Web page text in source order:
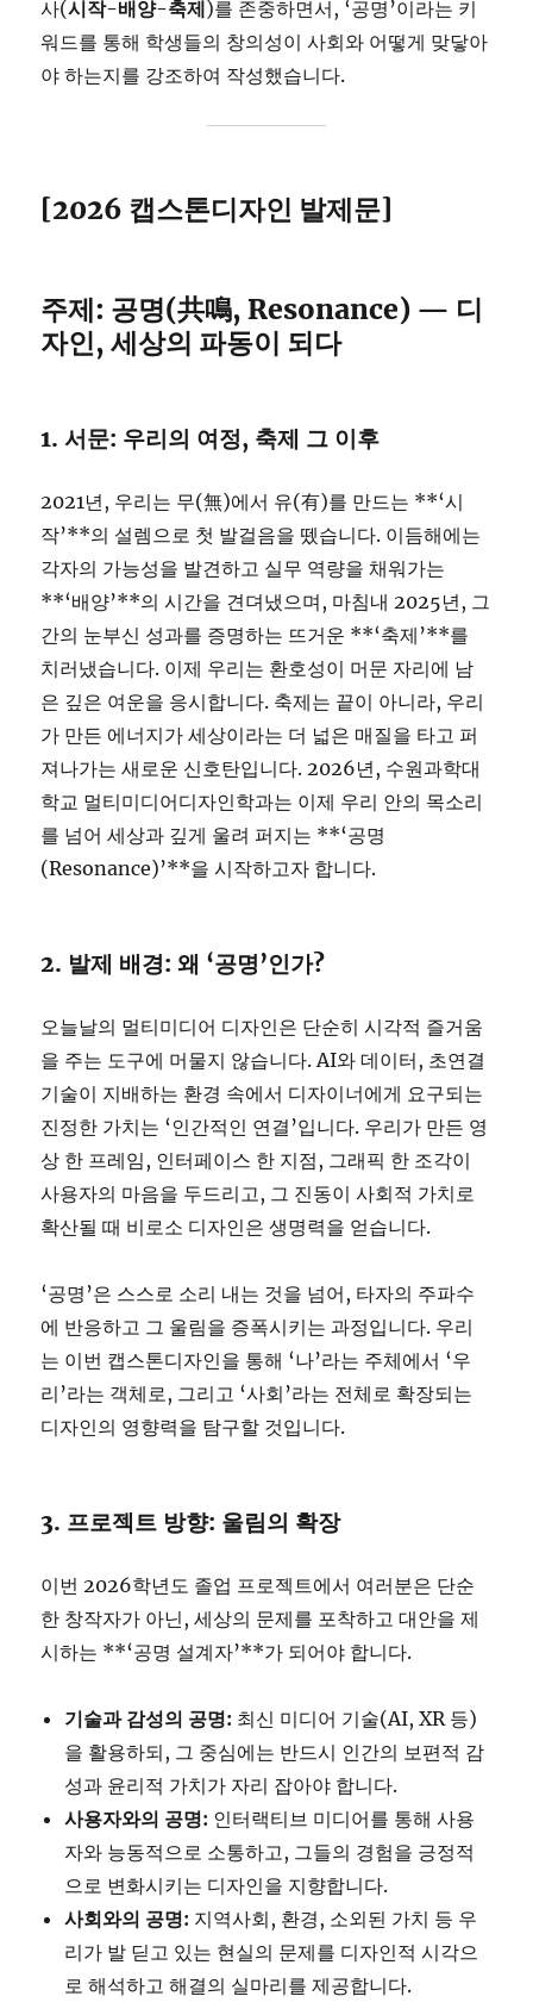
사(시작-배양-축제)를 존중하면서, ‘공명’이라는 키
워드를 통해 학생들의 창의성이 사회와 어떻게 맞닿아
야 하는지를 강조하여 작성했습니다.
[2026 캡스톤디자인 발제문]
주제: 공명(共鳴, Resonance) — 디
자인, 세상의 파동이 되다
1. 서문: 우리의 여정, 축제 그 이후
2021년, 우리는 무(無)에서 유(有)를 만드는 **‘시
작’**의 설렘으로 첫 발걸음을 뗐습니다. 이듬해에는
각자의 가능성을 발견하고 실무 역량을 채워가는
**‘배양’**의 시간을 견뎌냈으며, 마침내 2025년, 그
간의 눈부신 성과를 증명하는 뜨거운 **‘축제’**를
치러냈습니다. 이제 우리는 환호성이 머문 자리에 남
은 깊은 여운을 응시합니다. 축제는 끝이 아니라, 우리
가 만든 에너지가 세상이라는 더 넓은 매질을 타고 퍼
져나가는 새로운 신호탄입니다. 2026년, 수원과학대
학교 멀티미디어디자인학과는 이제 우리 안의 목소리
를 넘어 세상과 깊게 울려 퍼지는 **‘공명
(Resonance)’**을 시작하고자 합니다.
2. 발제 배경: 왜 ‘공명’인가?
오늘날의 멀티미디어 디자인은 단순히 시각적 즐거움
을 주는 도구에 머물지 않습니다. AI와 데이터, 초연결
기술이 지배하는 환경 속에서 디자이너에게 요구되는
진정한 가치는 ‘인간적인 연결’입니다. 우리가 만든 영
상 한 프레임, 인터페이스 한 지점, 그래픽 한 조각이
사용자의 마음을 두드리고, 그 진동이 사회적 가치로
확산될 때 비로소 디자인은 생명력을 얻습니다.
‘공명’은 스스로 소리 내는 것을 넘어, 타자의 주파수
에 반응하고 그 울림을 증폭시키는 과정입니다. 우리
는 이번 캡스톤디자인을 통해 ‘나’라는 주체에서 ‘우
리’라는 객체로, 그리고 ‘사회’라는 전체로 확장되는
디자인의 영향력을 탐구할 것입니다.
3. 프로젝트 방향: 울림의 확장
이번 2026학년도 졸업 프로젝트에서 여러분은 단순
한 창작자가 아닌, 세상의 문제를 포착하고 대안을 제
시하는 **‘공명 설계자’**가 되어야 합니다.
기술과 감성의 공명: 최신 미디어 기술(AI, XR 등)
을 활용하되, 그 중심에는 반드시 인간의 보편적 감
성과 윤리적 가치가 자리 잡아야 합니다.
사용자와의 공명: 인터랙티브 미디어를 통해 사용
자와 능동적으로 소통하고, 그들의 경험을 긍정적
으로 변화시키는 디자인을 지향합니다.
사회와의 공명: 지역사회, 환경, 소외된 가치 등 우
리가 발 딛고 있는 현실의 문제를 디자인적 시각으
로 해석하고 해결의 실마리를 제공합니다.